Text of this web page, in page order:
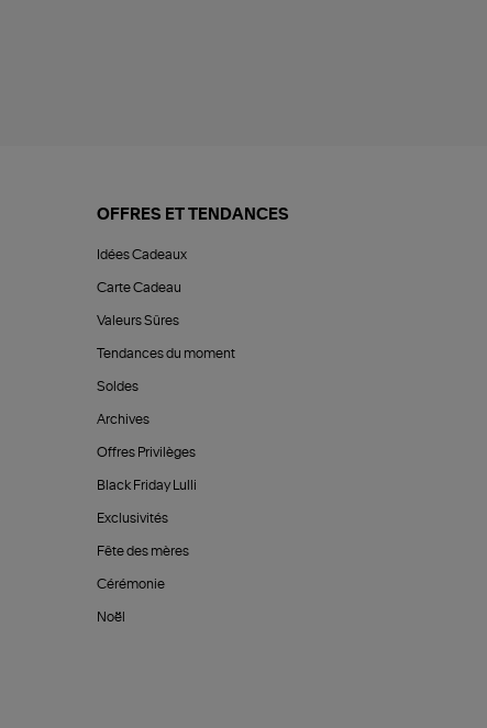
OFFRES ET TENDANCES
Idées Cadeaux
Carte Cadeau
Valeurs Sûres
Tendances du moment
Soldes
Archives
Offres Privilèges
Black Friday Lulli
Exclusivités
Fête des mères
Cérémonie
Noël